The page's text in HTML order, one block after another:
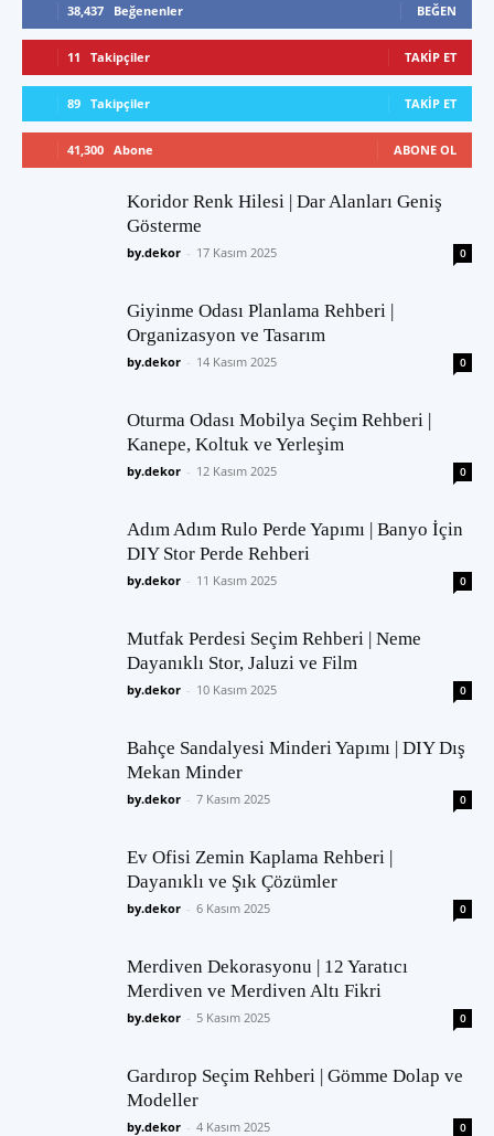
38,437 Beğenenler BEĞEN
11 Takipçiler TAKIP ET
89 Takipçiler TAKIP ET
41,300 Abone ABONE OL
Koridor Renk Hilesi | Dar Alanları Geniş
Gösterme
by.dekor - 17 Kasım 2025 0
Giyinme Odası Planlama Rehberi |
Organizasyon ve Tasarım
by.dekor - 14 Kasım 2025 0
Oturma Odası Mobilya Seçim Rehberi |
Kanepe, Koltuk ve Yerleşim
by.dekor - 12 Kasım 2025 0
Adım Adım Rulo Perde Yapımı | Banyo İçin
DIY Stor Perde Rehberi
by.dekor - 11 Kasım 2025 0
Mutfak Perdesi Seçim Rehberi | Neme
Dayanıklı Stor, Jaluzi ve Film
by.dekor - 10 Kasım 2025 0
Bahçe Sandalyesi Minderi Yapımı | DIY Dış
Mekan Minder
by.dekor - 7 Kasım 2025 0
Ev Ofisi Zemin Kaplama Rehberi |
Dayanıklı ve Şık Çözümler
by.dekor - 6 Kasım 2025 0
Merdiven Dekorasyonu | 12 Yaratıcı
Merdiven ve Merdiven Altı Fikri
by.dekor - 5 Kasım 2025 0
Gardırop Seçim Rehberi | Gömme Dolap ve
Modeller
by.dekor - 4 Kasım 2025 0